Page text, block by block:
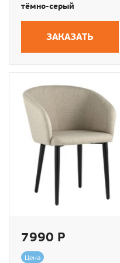
тёмно-серый
ЗАКАЗАТЬ
7990 Р
Цена